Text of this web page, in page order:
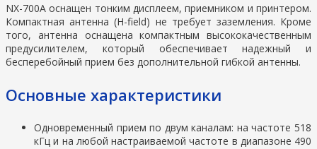
NX-700A оснащен тонким дисплеем, приемником и принтером.
Компактная антенна (H-field) не требует заземления. Кроме
того, антенна оснащена компактным высококачественным
предусилителем, который обеспечивает надежный и
бесперебойный прием без дополнительной гибкой антенны.
Основные характеристики
Одновременный прием по двум каналам: на частоте 518
кГц и на любой настраиваемой частоте в диапазоне 490